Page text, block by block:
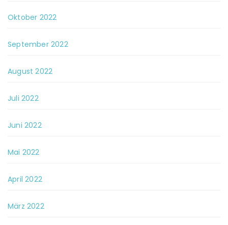
Oktober 2022
September 2022
August 2022
Juli 2022
Juni 2022
Mai 2022
April 2022
März 2022